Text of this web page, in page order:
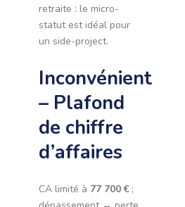
retraite : le micro-
statut est idéal pour
un side-project.
Inconvénient
– Plafond
de chiffre
d’affaires
CA limité à 77 700 €;